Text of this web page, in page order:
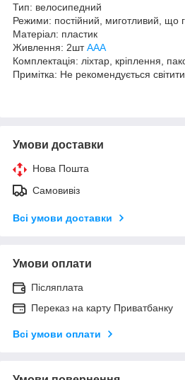
Тип: велосипедний
Режими: постійний, миготливий, що
Матеріал: пластик
Живлення: 2штAAA
Комплектація: ліхтар, кріплення,
Примітка: Не рекомендується світити
Умови доставки
Нова Пошта
Самовивіз
Всі умови доставки
Умови оплати
Післяплата
Переказ на карту Приватбанку
Всі умови оплати